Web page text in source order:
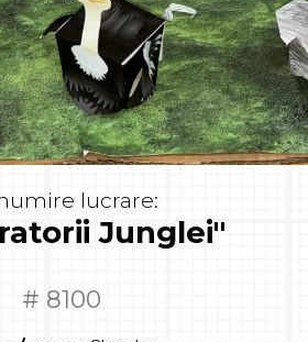
lucrare:
Junglei"
# 8100